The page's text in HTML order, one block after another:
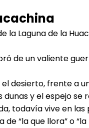
la Laguna de la
de un valiente
desierto, frente a
y el espejo se
todavía vive en las
“la que llora” o